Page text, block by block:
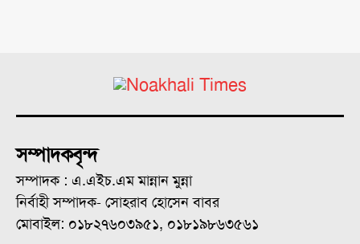
সম্পাদকবৃন্দ
সম্পাদক : এ.এইচ.এম মান্নান মুন্না
নির্বাহী সম্পাদক- সোহরাব হোসেন বাবর
মোবাইল: ০১৮২৭৬০৩৯৫১, ০১৮১৯৮৬৩৫৬১